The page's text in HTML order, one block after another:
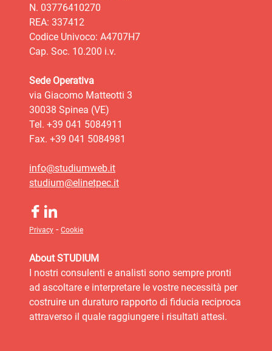
N. 03776410270
REA: 337412
Codice Univoco: A4707H7
Cap. Soc. 10.200 i.v.
Sede Operativa
via Giacomo Matteotti 3
30038 Spinea (VE)
Tel. +39 041 5084911
Fax. +39 041 5084981
info@studiumweb.it
studium@elinetpec.it
Privacy - Cookie
About STUDIUM
I nostri consulenti e analisti sono sempre pronti
ad ascoltare e interpretare le vostre necessità per
costruire un duraturo rapporto di fiducia reciproca
attraverso il quale raggiungere i risultati attesi.